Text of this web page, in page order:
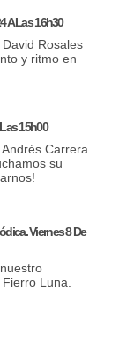
A Las 16h30
Rosales
y ritmo en
15h00
Carrera
su
Viernes 8 De
Luna.